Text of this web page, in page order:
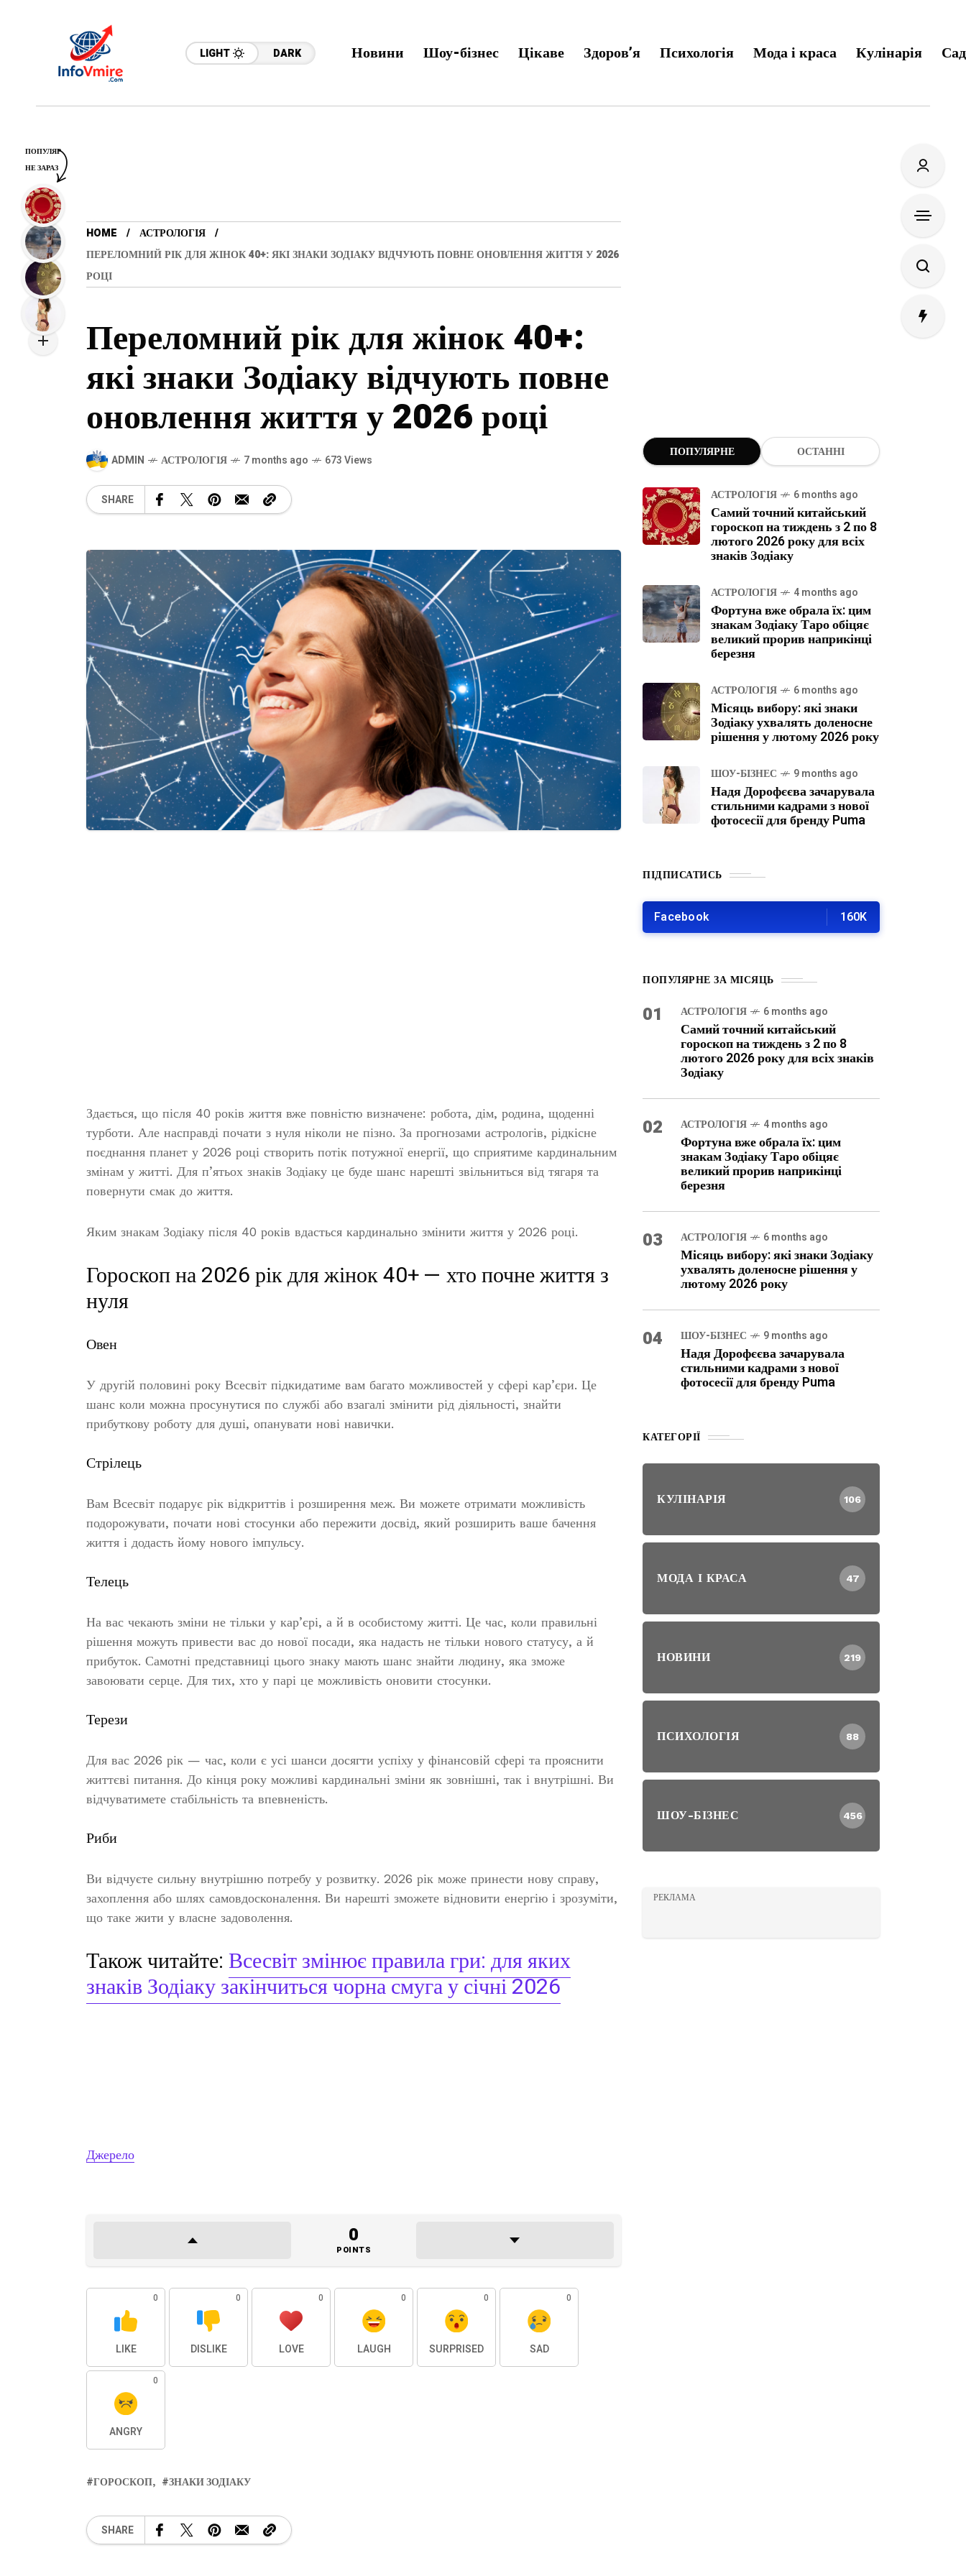
LIGHT DARK Новини Шоу-бізнес Цікаве Здоров’я Психологія Мода і краса Кулінарія
HOME
АСТРОЛОГІЯ
ПЕРЕЛОМНИЙ РІК ДЛЯ ЖІНОК 40+: ЯКІ ЗНАКИ ЗОДІАКУ ВІДЧУЮТЬ ПОВНЕ ОНОВЛЕННЯ ЖИТТЯ У 2026
РОЦІ
Переломний рік для жінок 40+:
які знаки Зодіаку відчують повне
оновлення життя у 2026 році
ADMIN АСТРОЛОГІЯ 7 months ago 673 Views
SHARE
Здається, що після 40 років життя вже повністю визначене: робота, дім, родина, щоденні
турботи. Але насправді почати з нуля ніколи не пізно. За прогнозами астрологів, рідкісне
поєднання планет у 2026 році створить потік потужної енергії, що сприятиме кардинальним
змінам у житті. Для п’ятьох знаків Зодіаку це буде шанс нарешті звільниться від тягаря та
повернути смак до життя.
Яким знакам Зодіаку після 40 років вдасться кардинально змінити життя у 2026 році.
Гороскоп на 2026 рік для жінок 40+ — хто почне життя з
нуля
Овен
У другій половині року Всесвіт підкидатиме вам багато можливостей у сфері кар’єри. Це
шанс коли можна просунутися по службі або взагалі змінити рід діяльності, знайти
прибуткову роботу для душі, опанувати нові навички.
Стрілець
Вам Всесвіт подарує рік відкриттів і розширення меж. Ви можете отримати можливість
подорожувати, почати нові стосунки або пережити досвід, який розширить ваше бачення
життя і додасть йому нового імпульсу.
Телець
На вас чекають зміни не тільки у кар’єрі, а й в особистому житті. Це час, коли правильні
рішення можуть привести вас до нової посади, яка надасть не тільки нового статусу, а й
прибуток. Самотні представниці цього знаку мають шанс знайти людину, яка зможе
завоювати серце. Для тих, хто у парі це можливість оновити стосунки.
Терези
Для вас 2026 рік — час, коли є усі шанси досягти успіху у фінансовій сфері та прояснити
життєві питання. До кінця року можливі кардинальні зміни як зовнішні, так і внутрішні. Ви
відчуватимете стабільність та впевненість.
Риби
Ви відчуєте сильну внутрішню потребу у розвитку. 2026 рік може принести нову справу,
захоплення або шлях самовдосконалення. Ви нарешті зможете відновити енергію і зрозуміти,
що таке жити у власне задоволення.
Також читайте: Всесвіт змінює правила гри: для яких
знаків Зодіаку закінчиться чорна смуга у січні 2026
Джерело
0
POINTS
0
LIKE
0
DISLIKE
0
LOVE
0
LAUGH
0
SURPRISED
0
SAD
0
ANGRY
ГОРОСКОП ЗНАКИ ЗОДІАКУ
SHARE
ПОПУЛЯРНЕ ОСТАННІ
АСТРОЛОГІЯ 6 months ago
Самий точний китайський
гороскоп на тиждень з 2 по 8
лютого 2026 року для всіх
знаків Зодіаку
АСТРОЛОГІЯ 4 months ago
Фортуна вже обрала їх: цим
знакам Зодіаку Таро обіцяє
великий прорив наприкінці
березня
АСТРОЛОГІЯ 6 months ago
Місяць вибору: які знаки
Зодіаку ухвалять доленосне
рішення у лютому 2026 року
ШОУ-БІЗНЕС 9 months ago
Надя Дорофєєва зачарувала
стильними кадрами з нової
фотосесії для бренду Puma
ПІДПИСАТИСЬ
Facebook 160K
ПОПУЛЯРНЕ ЗА МІСЯЦЬ
01 АСТРОЛОГІЯ 6 months ago
Самий точний китайський
гороскоп на тиждень з 2 по 8
лютого 2026 року для всіх знаків
Зодіаку
02 АСТРОЛОГІЯ 4 months ago
Фортуна вже обрала їх: цим
знакам Зодіаку Таро обіцяє
великий прорив наприкінці
березня
03 АСТРОЛОГІЯ 6 months ago
Місяць вибору: які знаки Зодіаку
ухвалять доленосне рішення у
лютому 2026 року
04 ШОУ-БІЗНЕС 9 months ago
Надя Дорофєєва зачарувала
стильними кадрами з нової
фотосесії для бренду Puma
КАТЕГОРІЇ
КУЛІНАРІЯ 106
МОДА І КРАСА 47
НОВИНИ 219
ПСИХОЛОГІЯ 88
ШОУ-БІЗНЕС 456
РЕКЛАМА
ПОПУЛЯР
НЕ ЗАРАЗ